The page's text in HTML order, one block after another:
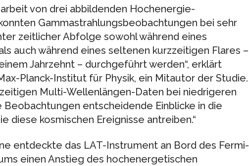
von drei abbildenden Hochenergie-
Gammastrahlungsbeobachtungen bei sehr
zeitlicher Abfolge sowohl während eines
auch während eines seltenen kurzzeitigen Flares –
Jahrzehnt – durchgeführt werden“, erklärt
Planck-Institut für Physik, ein Mitautor der Studie.
Multi-Wellenlängen-Daten bei niedrigeren
Beobachtungen entscheidende Einblicke in die
diese kosmischen Ereignisse antreiben.“
entdeckte das LAT-Instrument an Bord des Fermi-
einen Anstieg des hochenergetischen